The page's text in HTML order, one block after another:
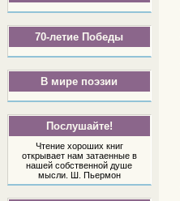
70-летие Победы
В мире поэзии
Послушайте!
Чтение хороших книг
открывает нам затаенные в
нашей собственной душе
мысли. Ш. Пьермон